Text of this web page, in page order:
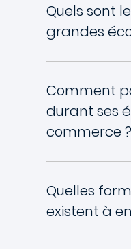
Quels sont
grandes
Comment
durant ses
commerce ?
Quelles
existent à